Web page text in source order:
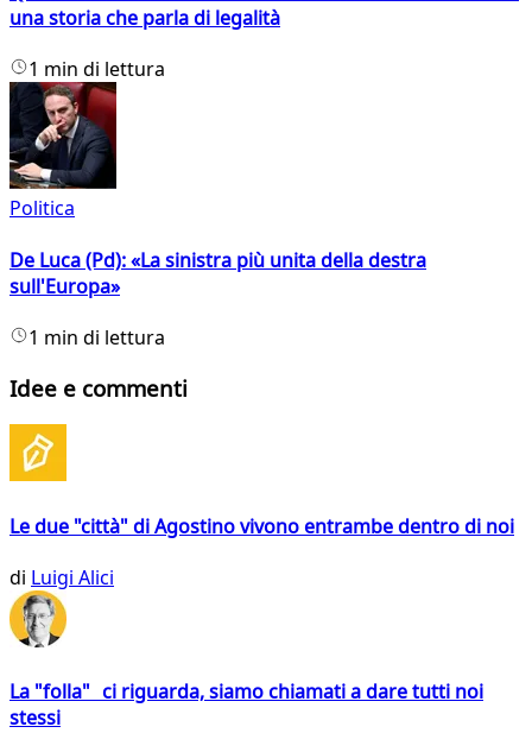
una storia che parla di legalità
1 min di lettura
Politica
De Luca (Pd): «La sinistra più unita della destra
sull'Europa»
1 min di lettura
Idee e commenti
Le due "città" di Agostino vivono entrambe dentro di noi
di Luigi Alici
La "folla" ci riguarda, siamo chiamati a dare tutti noi
stessi